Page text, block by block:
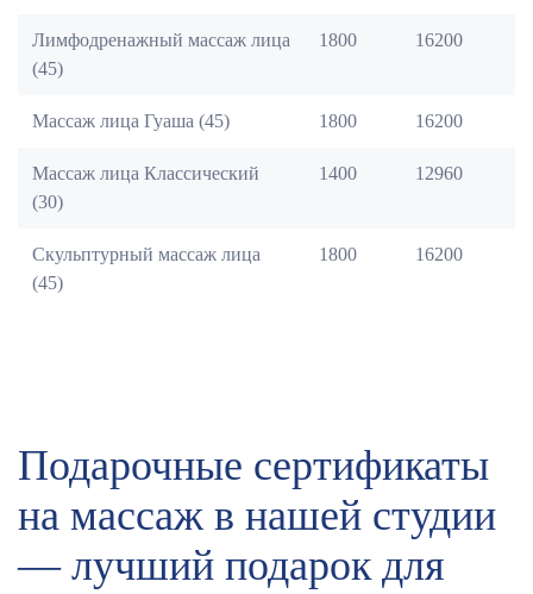
Лимфодренажный массаж лица
(45)
1800 16200
Массаж лица Гуаша (45) 1800 16200
Массаж лица Классический
(30)
1400 12960
Скульптурный массаж лица
(45)
1800 16200
Подарочные сертификаты
на массаж в нашей студии
— лучший подарок для